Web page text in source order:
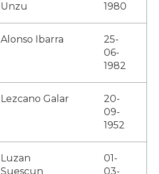
Unzu
1980
Alonso Ibarra
25-
06-
1982
Lezcano Galar
20-
09-
1952
Luzan
Suescun
01-
03-